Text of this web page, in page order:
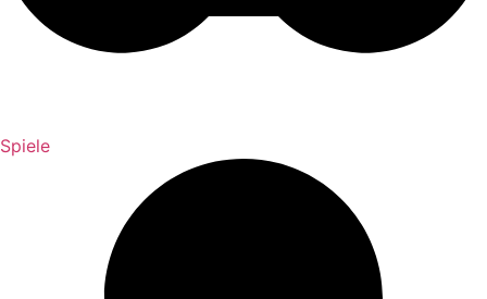
Spiele